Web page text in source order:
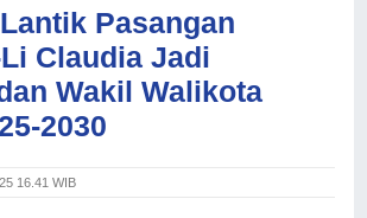
Pasangan
Claudia Jadi
Wakil Walikota
2030
16.41 WIB